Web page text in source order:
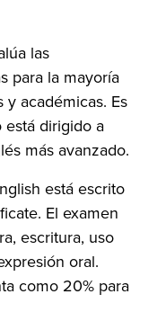
las
para la mayoría
académicas. Es
está dirigido a
más avanzado.
está escrito
El examen
escritura, uso
oral.
como 20% para